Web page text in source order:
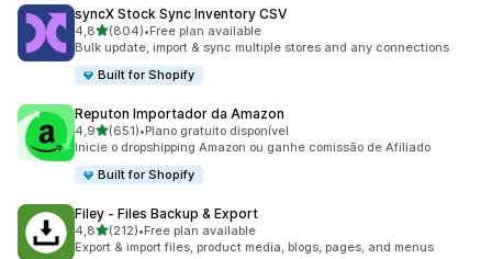
syncX Stock Sync Inventory CSV
4,8de 5 estrelas
(804)
804 total de avaliações
•Free plan available
Bulk update, import & sync multiple stores and any connections
Built for Shopify
Reputon Importador da Amazon
4,9de 5 estrelas
(651)
651 total de avaliações
•Plano gratuito disponível
Inicie o dropshipping Amazon ou ganhe comissão de Afiliado
Built for Shopify
Filey ‑ Files Backup & Export
4,8de 5 estrelas
(212)
212 total de avaliações
•Free plan available
Export & import files, product media, blogs, pages, and menus